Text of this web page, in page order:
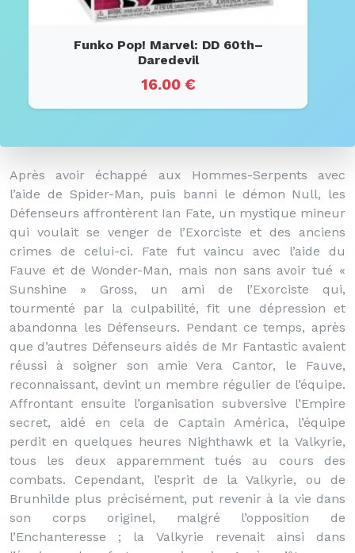
Funko Pop! Marvel: DD 60th–
Daredevil
16.00 €
Après avoir échappé aux Hommes-Serpents avec
l’aide de Spider-Man, puis banni le démon Null, les
Défenseurs affrontèrent Ian Fate, un mystique mineur
qui voulait se venger de l’Exorciste et des anciens
crimes de celui-ci. Fate fut vaincu avec l’aide du
Fauve et de Wonder-Man, mais non sans avoir tué «
Sunshine » Gross, un ami de l’Exorciste qui,
tourmenté par la culpabilité, fit une dépression et
abandonna les Défenseurs. Pendant ce temps, après
que d’autres Défenseurs aidés de Mr Fantastic avaient
réussi à soigner son amie Vera Cantor, le Fauve,
reconnaissant, devint un membre régulier de l’équipe.
Affrontant ensuite l’organisation subversive l’Empire
secret, aidé en cela de Captain América, l’équipe
perdit en quelques heures Nighthawk et la Valkyrie,
tous les deux apparemment tués au cours des
combats. Cependant, l’esprit de la Valkyrie, ou de
Brunhilde plus précisément, put revenir à la vie dans
son corps originel, malgré l’opposition de
l’Enchanteresse ; la Valkyrie revenait ainsi dans